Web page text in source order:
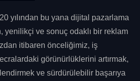
yılından bu yana dijital pazarlama
yenilikçi ve sonuç odaklı bir reklam
itibaren önceliğimiz, iş
görünürlüklerini artırmak,
ve sürdürülebilir başarıya